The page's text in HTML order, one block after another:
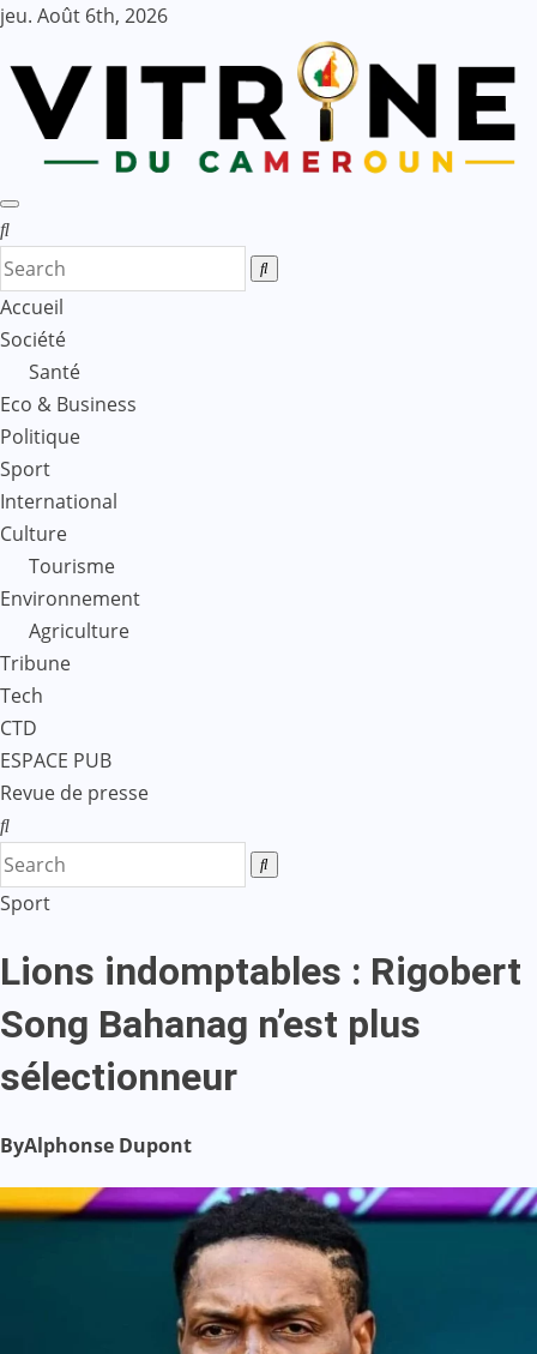
Skip
content
jeu. Août 6th, 2026
Accueil
Société
Santé
Eco & Business
Politique
Sport
International
Culture
Tourisme
Environnement
Agriculture
Tribune
Tech
CTD
ESPACE PUB
Revue de presse
Sport
Lions indomptables : Rigobert
Song Bahanag n’est plus
sélectionneur
ByAlphonse Dupont